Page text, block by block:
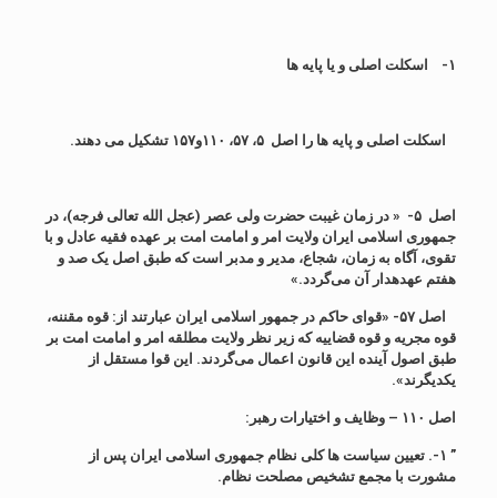
۱- اسکلت اصلی و یا پایه ها
اسکلت اصلی و پایه ها را اصل ۵، ۵۷، ۱۱۰و۱۵۷ تشکیل می دهند.
اصل ۵- « در زمان غیبت حضرت ولی عصر (عجل الله تعالی فرجه)، در
جمهوری اسلامی ایران ولایت امر و امامت امت بر عهده فقیه عادل و با
تقوی، آگاه به زمان، شجاع، مدیر و مدبر است که طبق اصل یک صد و
هفتم عهده‏دار آن می‌گردد.
»
اصل ۵۷- «قوای
حاکم در جمهور اسلامی ایران عبارتند از: قوه مقننه،
قوه مجریه و قوه قضاییه که زیر نظر ولایت مطلقه امر و امامت امت بر
طبق اصول آینده این قانون اعمال می‌گردند. این قوا مستقل از
یکدیگرند»
.
اصل ۱۱۰ – وظایف و اختیارات رهبر :
” ۱- . تعیین سیاست ها کلی نظام جمهوری اسلامی ایران پس از
مشورت با مجمع تشخیص مصلحت نظام.